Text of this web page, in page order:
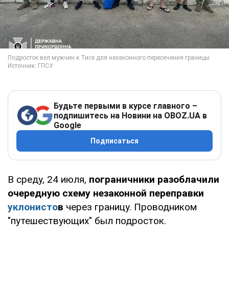
Будьте первыми в курсе главного –
подпишитесь на Новини на OBOZ.UA в
Google
Подписаться
В среду, 24 июля, пограничники разоблачили
очередную схему незаконной переправки
уклонистов через границу. Проводником
"путешествующих" был подросток.